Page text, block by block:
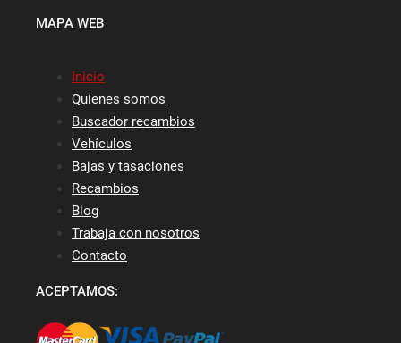
MAPA WEB
Inicio
Quienes somos
Buscador recambios
Vehículos
Bajas y tasaciones
Recambios
Blog
Trabaja con nosotros
Contacto
ACEPTAMOS: